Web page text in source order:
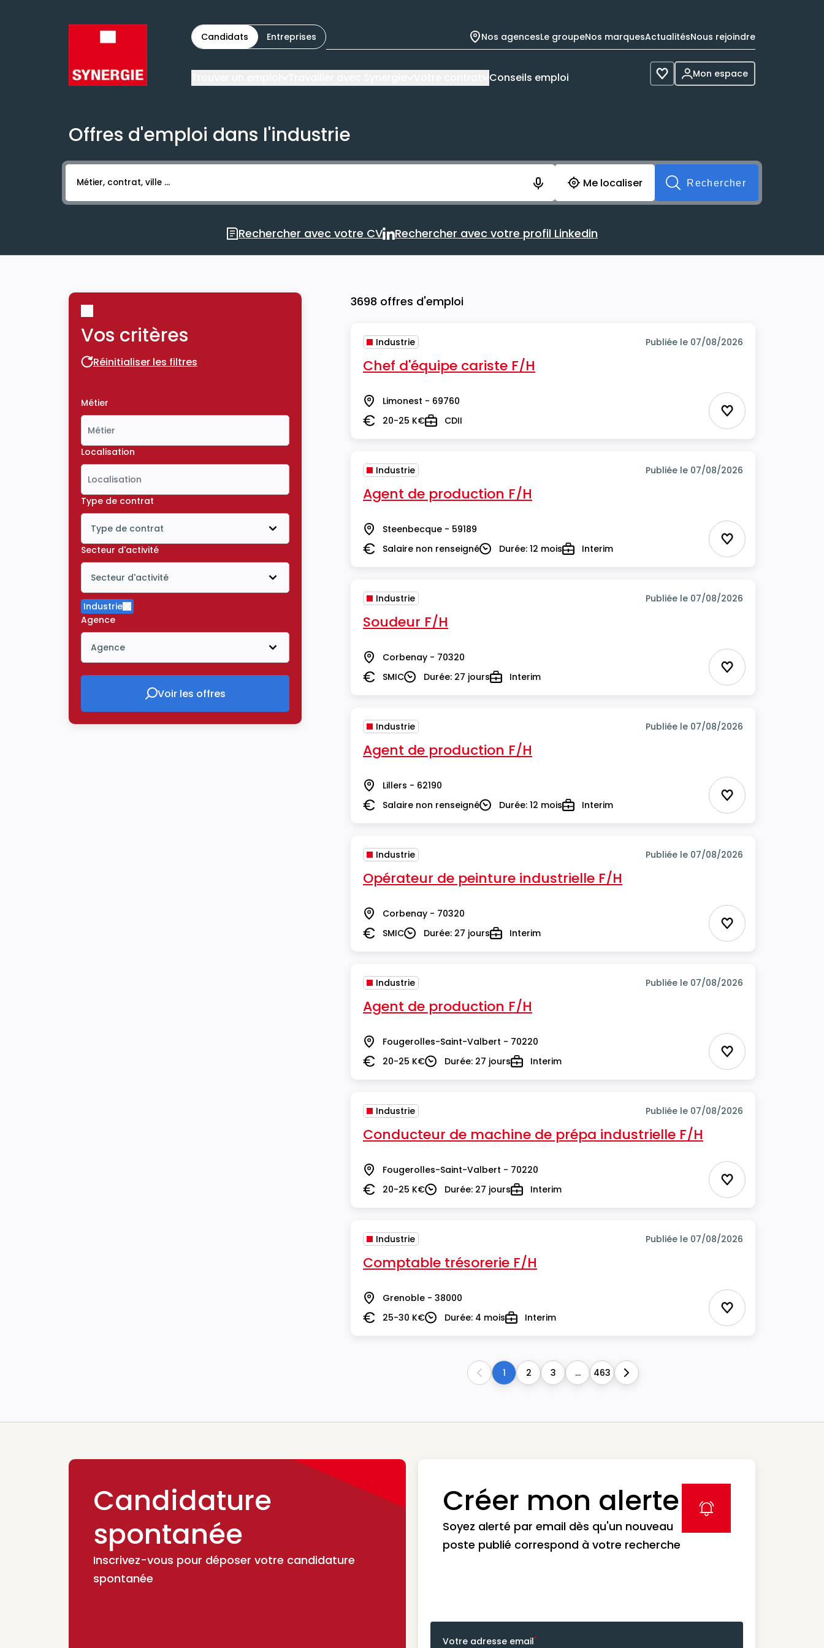
Candidats Entreprises Nos agencesLe groupeNos marquesActualitésNous rejoindre
Conseils emploi Voir les favoris
Mon espace
Offres d'emploi dans l'industrie
Activer l’élément pour lancer l’enregistrement. Vous aurez 10 secondes pour enregistrer votre recherche avant soumission du formulaire. Vous
Me localiser
Rechercher
Rechercher avec votre CV
Rechercher avec votre CV
Rechercher avec votre profil Linkedin
Rechercher avec votre profil Linkedin
Vos critères
Réinitialiser les filtres
Réinitialiser les filtres
Métier
Localisation
Type de contrat
Type de contrat
Icône ouvrir la liste déroulante
Secteur d'activité
Secteur d'activité
Icône ouvrir la liste déroulante
Industrie
Supprimer le critère Industrie
Agence
Agence
Icône ouvrir la liste déroulante
Voir les offres
Voir les offres
3698 offres d'emploi
Industrie Publiée le 07/08/2026
Chef d'équipe cariste F/H
Lieu Limonest - 69760
Salaire20-25 K€TypeCDII Ajouter aux
Industrie Publiée le 07/08/2026
Agent de production F/H
Lieu Steenbecque - 59189
SalaireSalaire non renseignéDuréeDurée: 12 moisTypeInterim Ajouter aux
Industrie Publiée le 07/08/2026
Soudeur F/H
Lieu Corbenay - 70320
Salaire
SMICDuréeDurée: 27 joursTypeInterim Ajouter aux
Industrie Publiée le 07/08/2026
Agent de production F/H
Lieu Lillers - 62190
SalaireSalaire non renseignéDuréeDurée: 12 moisTypeInterim Ajouter aux
Industrie Publiée le 07/08/2026
Opérateur de peinture industrielle F/H
Lieu Corbenay - 70320
Salaire
SMICDuréeDurée: 27 joursTypeInterim Ajouter aux
Industrie Publiée le 07/08/2026
Agent de production F/H
Lieu Fougerolles-Saint-Valbert - 70220
Salaire20-25 K€DuréeDurée: 27 joursTypeInterim Ajouter aux
Industrie Publiée le 07/08/2026
Conducteur de machine de prépa industrielle F/H
Lieu Fougerolles-Saint-Valbert - 70220
Salaire20-25 K€DuréeDurée: 27 joursTypeInterim Ajouter aux
Industrie Publiée le 07/08/2026
Comptable trésorerie F/H
Lieu Grenoble - 38000
Salaire25-30 K€DuréeDurée: 4 moisTypeInterim Ajouter aux
Previous
1 2 3 ... 463 Next
Candidature
spontanée
Inscrivez-vous pour déposer votre candidature
spontanée
Créer mon alerte
Soyez alerté par email dès qu'un nouveau
poste publié correspond à votre recherche
label icon
Votre adresse email*